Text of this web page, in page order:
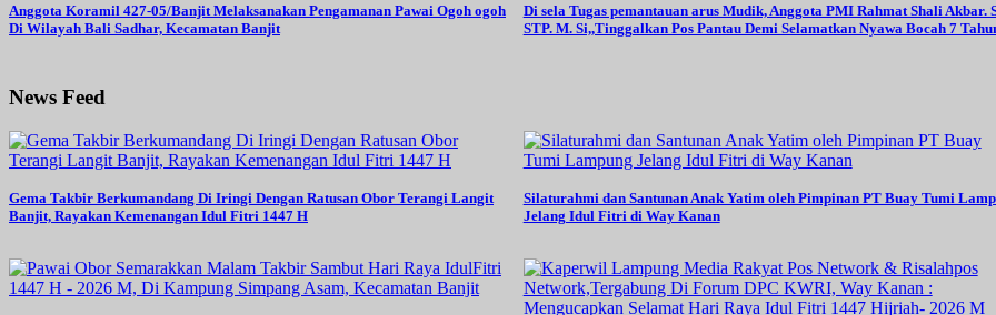
Anggota Koramil 427-05/Banjit Melaksanakan Pengamanan Pawai Ogoh ogoh
Di Wilayah Bali Sadhar, Kecamatan Banjit
Di sela Tugas pemantauan arus Mudik, Anggota PMI Rahmat Shali Akbar.
STP. M. Si,,Tinggalkan Pos Pantau Demi Selamatkan Nyawa Bocah 7
News Feed
Gema Takbir Berkumandang Di Iringi Dengan Ratusan Obor Terangi Langit
Banjit, Rayakan Kemenangan Idul Fitri 1447 H
Silaturahmi dan Santunan Anak Yatim oleh Pimpinan PT Buay Tumi
Jelang Idul Fitri di Way Kanan